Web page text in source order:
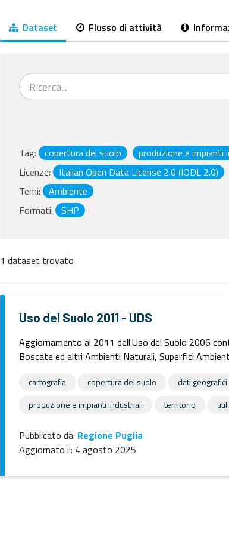
Dataset Flusso di attività
Tag: copertura del suolo
produzione e impianti
Licenze:
Italian Open Data License 2.0 (IODL 2.0)
Temi:
Ambiente
Formati:
SHP
1 dataset trovato
Uso del Suolo 2011 - UDS
Aggiornamento al 2011 dell'Uso del Suolo 2006
Boscate ed altri Ambienti Naturali, Superfici
cartografia copertura del suolo dati geografici
produzione e impianti industriali
territorio
Pubblicato da: Regione Puglia
Aggiornato il: 4 agosto 2025